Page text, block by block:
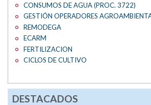
CONSUMOS DE AGUA (PROC. 3722)
GESTIÓN OPERADORES
REMODEGA
ECARM
FERTILIZACION
CICLOS DE CULTIVO
DESTACADOS